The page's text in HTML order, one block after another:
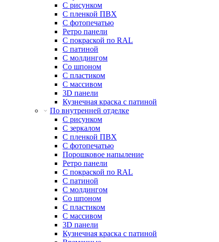
С рисунком
С пленкой ПВХ
С фотопечатью
Ретро панели
С покраской по RAL
С патиной
С молдингом
Со шпоном
С пластиком
С массивом
3D панели
Кузнечная краска с патиной
По внутренней отделке
С рисунком
С зеркалом
С пленкой ПВХ
С фотопечатью
Порошковое напыление
Ретро панели
С покраской по RAL
С патиной
С молдингом
Со шпоном
С пластиком
С массивом
3D панели
Кузнечная краска с патиной